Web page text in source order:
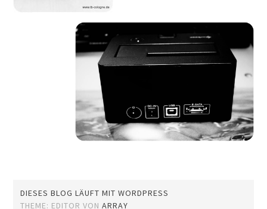
DIESES BLOG LÄUFT MIT WORDPRESS
THEME: EDITOR VONARRAY